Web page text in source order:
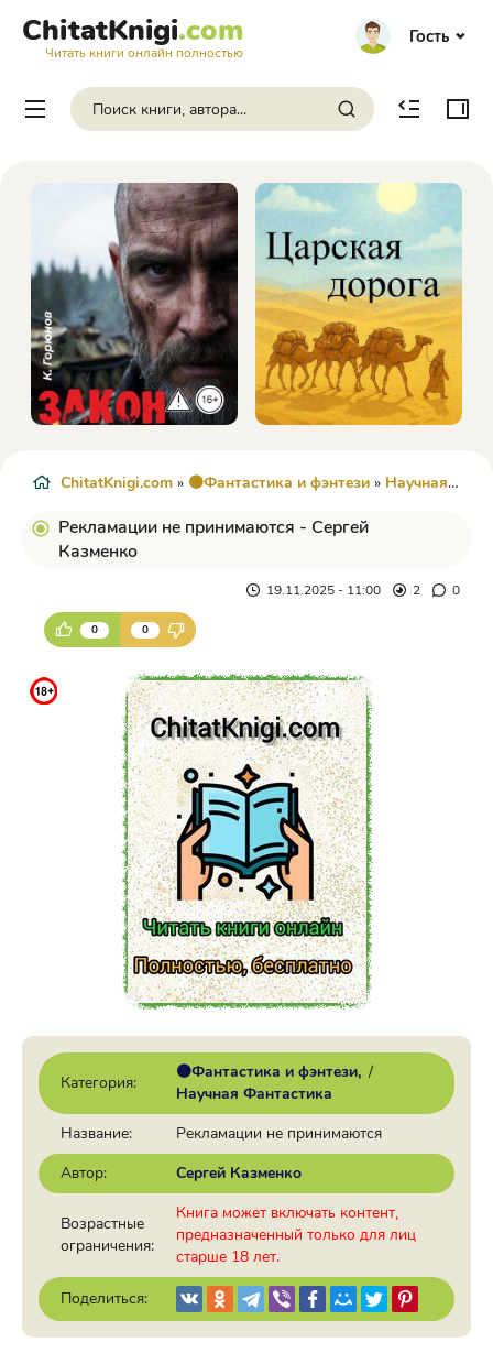
ChitatKnigi.com
Читать книги онлайн полностью
Гость
ChitatKnigi.com » 🟠Фантастика и фэнтези » Научная Фантастика
Рекламации не принимаются - Сергей
Казменко
19.11.2025 - 11:00 2 0
0 0
Категория:
🟠Фантастика и фэнтези /
Научная Фантастика
Название:
Рекламации не принимаются
Автор:
Сергей Казменко
Возрастные
ограничения:
Книга может включать контент,
предназначенный только для лиц
старше 18 лет.
Поделиться: